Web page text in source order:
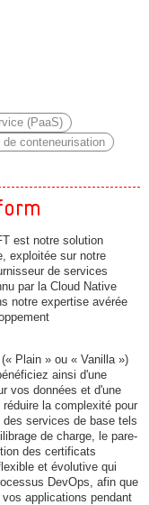
(PaaS)
de conteneurisation
est notre solution
exploitée sur notre
de services
par la Cloud Native
notre expertise avérée
Plain » ou « Vanilla »)
ainsi d'une
vos données et d'une
la complexité pour
services de base tels
de charge, le pare-
des certificats
et évolutive qui
DevOps, afin que
applications pendant